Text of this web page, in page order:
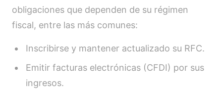
obligaciones que dependen de su régimen
fiscal, entre las más comunes:
Inscribirse y mantener actualizado su RFC.
Emitir facturas electrónicas (CFDI) por sus
ingresos.